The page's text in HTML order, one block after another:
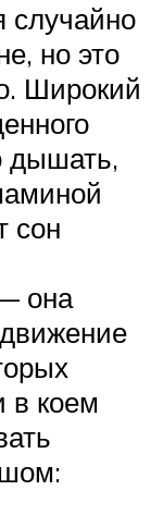
случайно
но это
Широкий
дышать,
сон
она
в коем